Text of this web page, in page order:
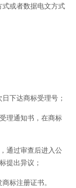
或者数据电文方式
下达商标受理号；
理通知书，在商标
通过审查后进入公
提出异议；
标注册证书。